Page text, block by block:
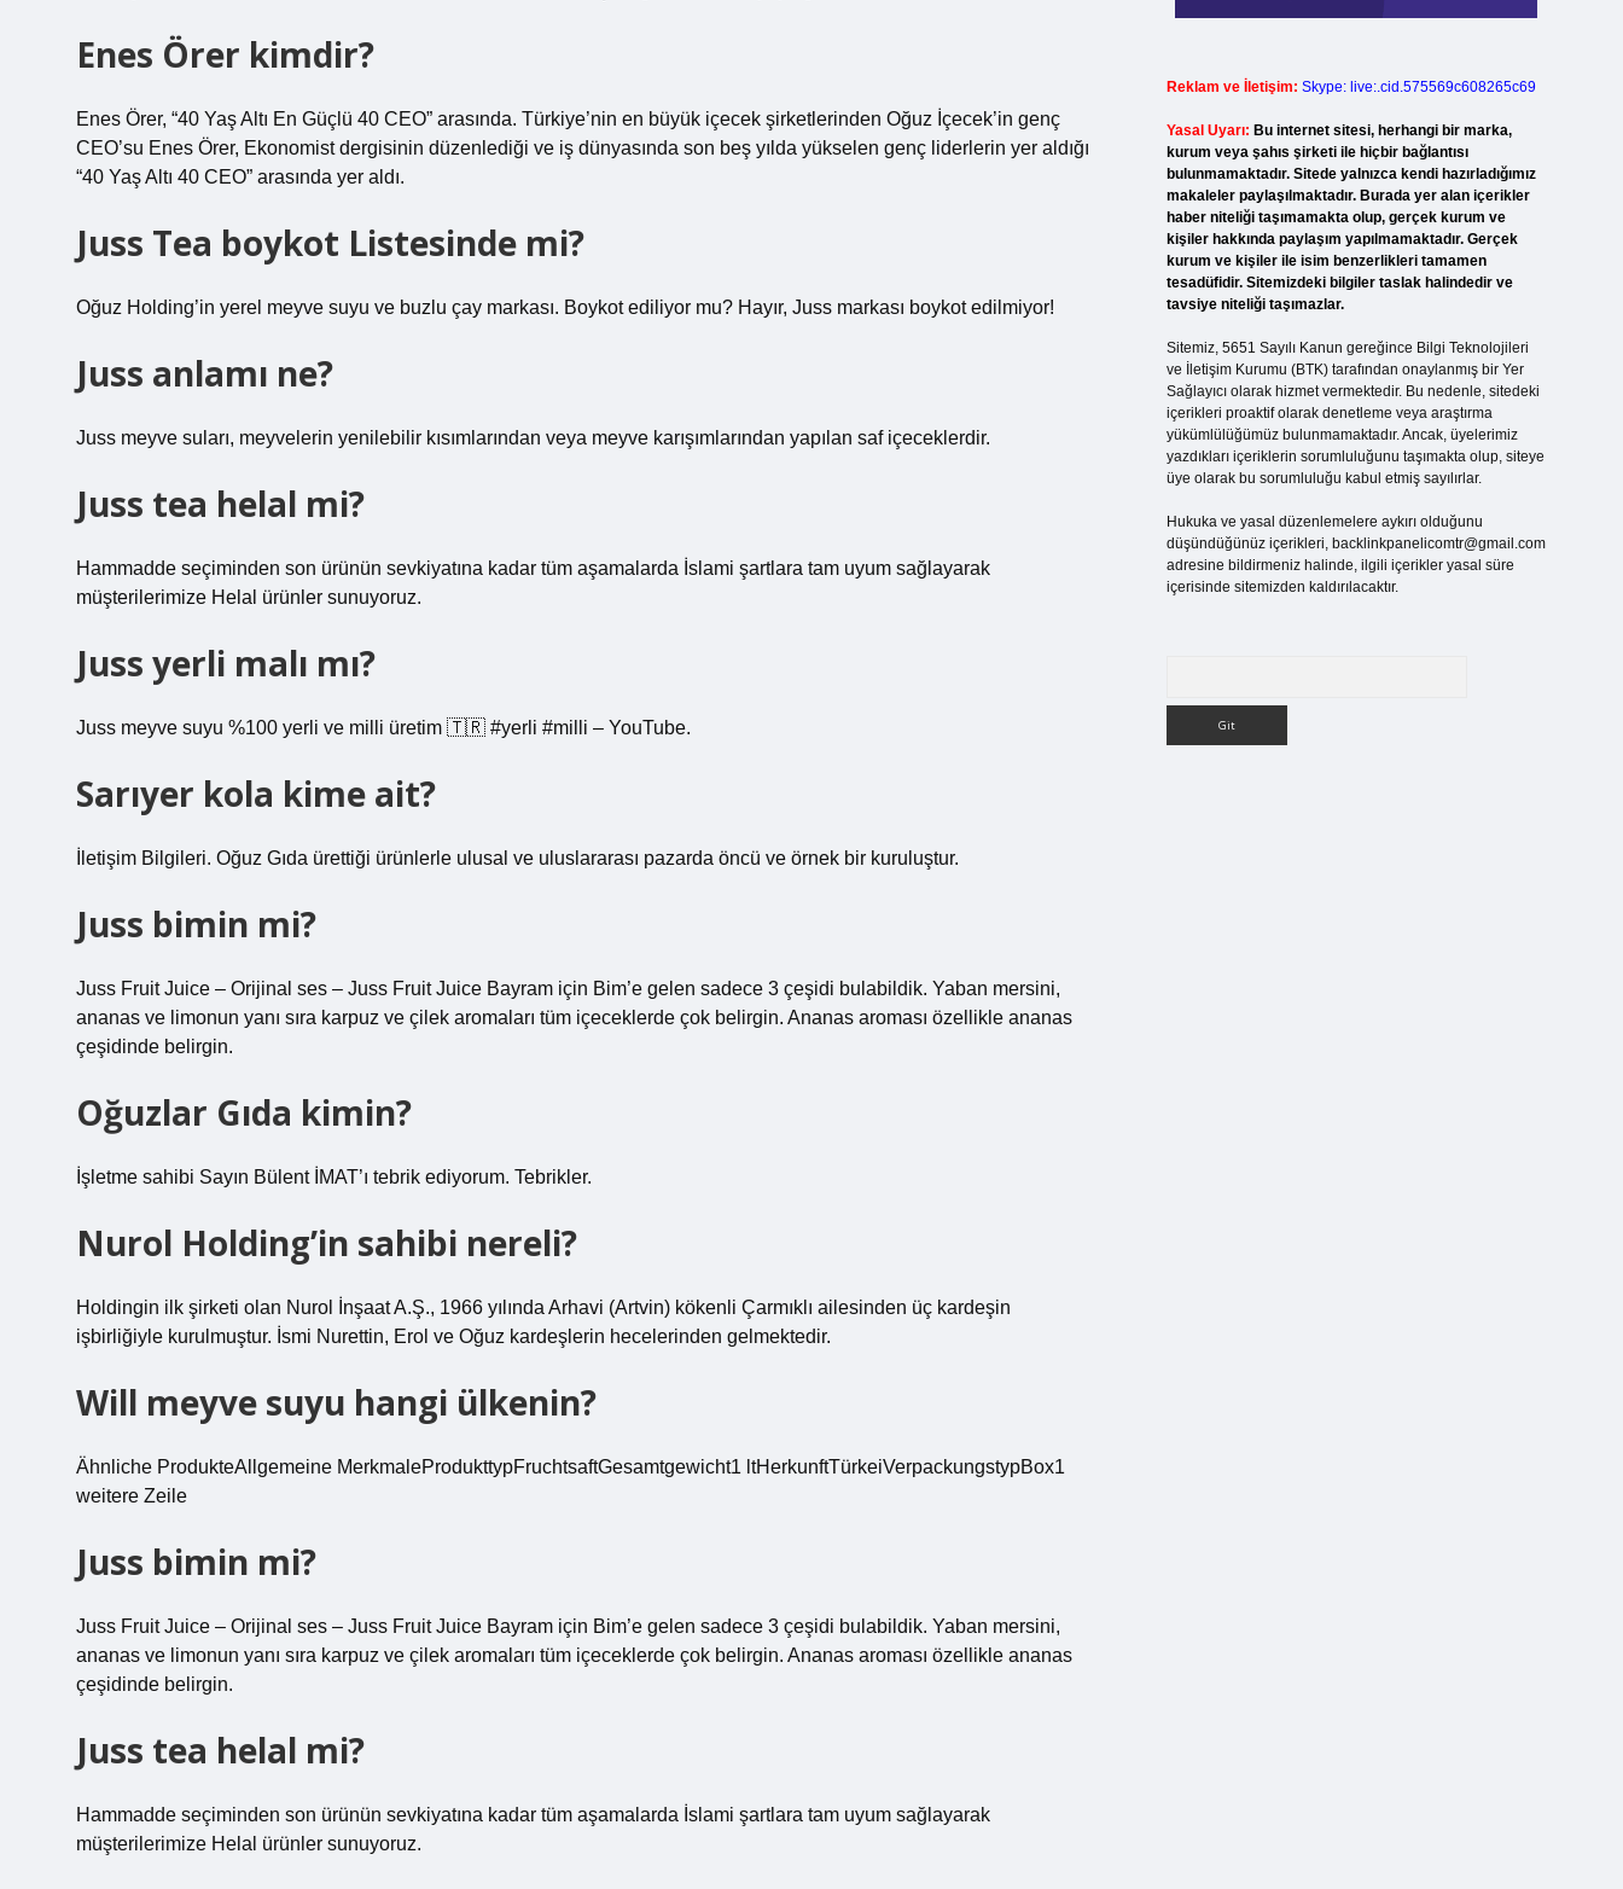
Enes Örer kimdir?
Enes Örer, “40 Yaş Altı En Güçlü 40 CEO” arasında. Türkiye’nin en büyük içecek şirketlerinden Oğuz İçecek’in genç
CEO’su Enes Örer, Ekonomist dergisinin düzenlediği ve iş dünyasında son beş yılda yükselen genç liderlerin yer aldığı
“40 Yaş Altı 40 CEO” arasında yer aldı.
Juss Tea boykot Listesinde mi?
Oğuz Holding’in yerel meyve suyu ve buzlu çay markası. Boykot ediliyor mu? Hayır, Juss markası boykot edilmiyor!
Juss anlamı ne?
Juss meyve suları, meyvelerin yenilebilir kısımlarından veya meyve karışımlarından yapılan saf içeceklerdir.
Juss tea helal mi?
Hammadde seçiminden son ürünün sevkiyatına kadar tüm aşamalarda İslami şartlara tam uyum sağlayarak
müşterilerimize Helal ürünler sunuyoruz.
Juss yerli malı mı?
Juss meyve suyu %100 yerli ve milli üretim 🇹🇷 #yerli #milli – YouTube.
Sarıyer kola kime ait?
İletişim Bilgileri. Oğuz Gıda ürettiği ürünlerle ulusal ve uluslararası pazarda öncü ve örnek bir kuruluştur.
Juss bimin mi?
Juss Fruit Juice – Orijinal ses – Juss Fruit Juice Bayram için Bim’e gelen sadece 3 çeşidi bulabildik. Yaban mersini,
ananas ve limonun yanı sıra karpuz ve çilek aromaları tüm içeceklerde çok belirgin. Ananas aroması özellikle ananas
çeşidinde belirgin.
Oğuzlar Gıda kimin?
İşletme sahibi Sayın Bülent İMAT’ı tebrik ediyorum. Tebrikler.
Nurol Holding’in sahibi nereli?
Holdingin ilk şirketi olan Nurol İnşaat A.Ş., 1966 yılında Arhavi (Artvin) kökenli Çarmıklı ailesinden üç kardeşin
işbirliğiyle kurulmuştur. İsmi Nurettin, Erol ve Oğuz kardeşlerin hecelerinden gelmektedir.
Will meyve suyu hangi ülkenin?
Ähnliche ProdukteAllgemeine MerkmaleProdukttypFruchtsaftGesamtgewicht1 ltHerkunftTürkeiVerpackungstypBox1
weitere Zeile
Juss bimin mi?
Juss Fruit Juice – Orijinal ses – Juss Fruit Juice Bayram için Bim’e gelen sadece 3 çeşidi bulabildik. Yaban mersini,
ananas ve limonun yanı sıra karpuz ve çilek aromaları tüm içeceklerde çok belirgin. Ananas aroması özellikle ananas
çeşidinde belirgin.
Juss tea helal mi?
Hammadde seçiminden son ürünün sevkiyatına kadar tüm aşamalarda İslami şartlara tam uyum sağlayarak
müşterilerimize Helal ürünler sunuyoruz.
Reklam ve İletişim: Skype: live:.cid.575569c608265c69
Yasal Uyarı: Bu internet sitesi, herhangi bir marka,
kurum veya şahıs şirketi ile hiçbir bağlantısı
bulunmamaktadır. Sitede yalnızca kendi hazırladığımız
makaleler paylaşılmaktadır. Burada yer alan içerikler
haber niteliği taşımamakta olup, gerçek kurum ve
kişiler hakkında paylaşım yapılmamaktadır. Gerçek
kurum ve kişiler ile isim benzerlikleri tamamen
tesadüfidir. Sitemizdeki bilgiler taslak halindedir ve
tavsiye niteliği taşımazlar.
Sitemiz, 5651 Sayılı Kanun gereğince Bilgi Teknolojileri
ve İletişim Kurumu (BTK) tarafından onaylanmış bir Yer
Sağlayıcı olarak hizmet vermektedir. Bu nedenle, sitedeki
içerikleri proaktif olarak denetleme veya araştırma
yükümlülüğümüz bulunmamaktadır. Ancak, üyelerimiz
yazdıkları içeriklerin sorumluluğunu taşımakta olup, siteye
üye olarak bu sorumluluğu kabul etmiş sayılırlar.
Hukuka ve yasal düzenlemelere aykırı olduğunu
düşündüğünüz içerikleri, backlinkpanelicomtr@gmail.com
adresine bildirmeniz halinde, ilgili içerikler yasal süre
içerisinde sitemizden kaldırılacaktır.